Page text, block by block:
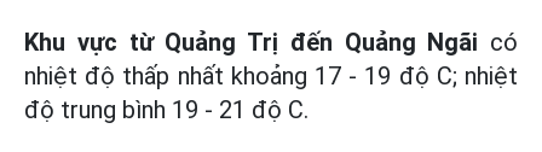
Khu vực từ Quảng Trị đến Quảng Ngãi có
nhiệt độ thấp nhất khoảng 17 - 19 độ C; nhiệt
độ trung bình 19 - 21 độ C.